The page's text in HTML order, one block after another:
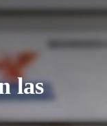
las